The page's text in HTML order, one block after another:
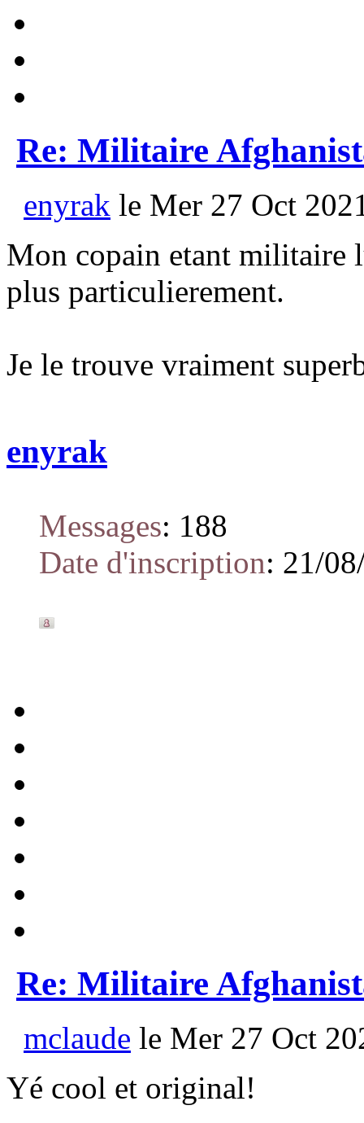
Re: Militaire
enyrak le Mer 27 Oct
Mon copain etant militaire
plus particulierement.
Je le trouve vraiment
enyrak
Messages: 188
Date d'inscription: 21/
Re: Militaire
mclaude le Mer 27 Oct
Yé cool et original!